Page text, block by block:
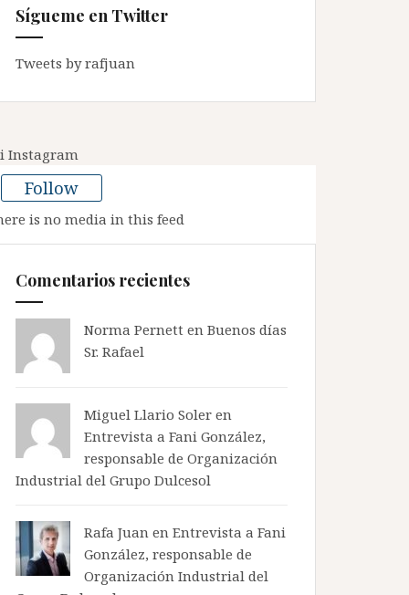
Sígueme en Twitter
Tweets by rafjuan
Instagram
Follow
is no media in this feed
Comentarios recientes
Norma Pernett en Buenos días
Sr. Rafael
Miguel Llario Soler en
Entrevista a Fani González,
responsable de Organización
Industrial del Grupo Dulcesol
Rafa Juan en Entrevista a Fani
González, responsable de
Organización Industrial del